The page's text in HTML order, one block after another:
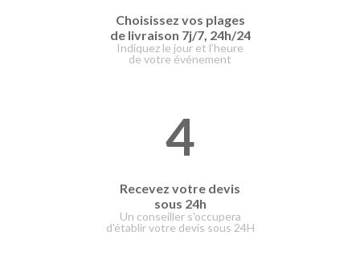
Choisissez vos plages
de livraison 7j/7, 24h/24
Indiquez le jour et l’heure
de votre événement
4
Recevez votre devis
sous 24h
Un conseiller s'occupera
d'établir votre devis sous 24H